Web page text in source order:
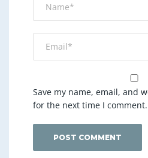
Save my name, email, and
for the next time I comment.